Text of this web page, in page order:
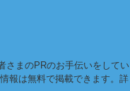
さまのPRのお手伝いをしてい
報は無料で掲載できます。詳